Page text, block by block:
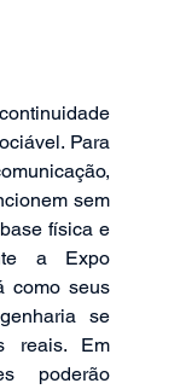
Para
sem
física e
a Expo
como seus
se
reais. Em
poderão